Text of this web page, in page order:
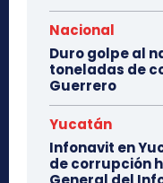
Nacional
Duro golpe al
toneladas de
Guerrero
Yucatán
Infonavit en
de corrupción